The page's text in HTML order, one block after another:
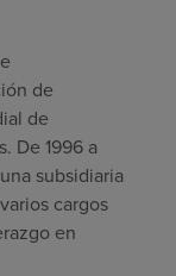
de
de
De 1996 a
subsidiaria
cargos
en